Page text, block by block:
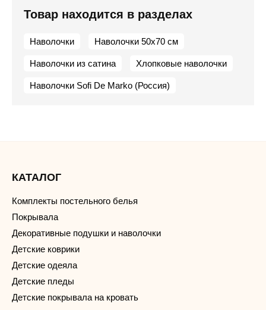
Товар находится в разделах
Наволочки Наволочки 50х70 см
Наволочки из сатина Хлопковые наволочки
Наволочки Sofi De Marko (Россия)
КАТАЛОГ
Комплекты постельного белья
Покрывала
Декоративные подушки и наволочки
Детские коврики
Детские одеяла
Детские пледы
Детские покрывала на кровать